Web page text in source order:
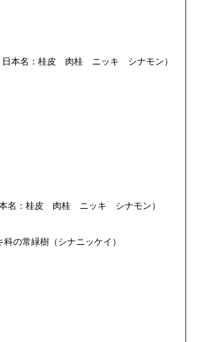
本名：桂皮 肉桂 ニッキ シナモン）
名：桂皮 肉桂 ニッキ シナモン）
の常緑樹（シナニッケイ）